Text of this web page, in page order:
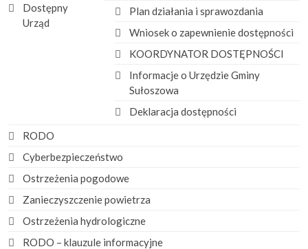
Dostępny
Urząd
Plan działania i sprawozdania
Wniosek o zapewnienie dostępności
KOORDYNATOR DOSTĘPNOŚCI
Informacje o Urzędzie Gminy
Sułoszowa
Deklaracja dostępności
RODO
Cyberbezpieczeństwo
Ostrzeżenia pogodowe
Zanieczyszczenie powietrza
Ostrzeżenia hydrologiczne
RODO – klauzule informacyjne